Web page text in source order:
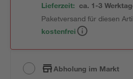
Lieferzeit: ca. 1-3
Paketversand für diesen
kostenfrei
Abholung im Markt